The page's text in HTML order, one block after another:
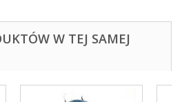
W TEJ SAMEJ